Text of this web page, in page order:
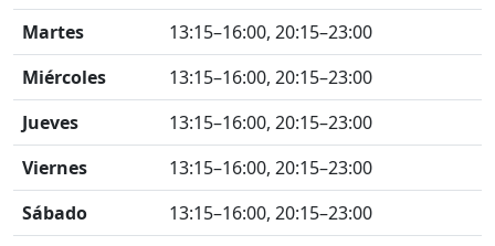
Martes
13:15–16:00, 20:15–23:00
Miércoles
13:15–16:00, 20:15–23:00
Jueves
13:15–16:00, 20:15–23:00
Viernes
13:15–16:00, 20:15–23:00
Sábado
13:15–16:00, 20:15–23:00